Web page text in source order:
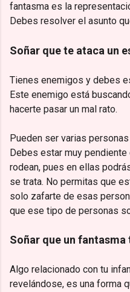
fantasma es la
Debes resolver el asunto
Soñar que te ataca un
Tienes enemigos y debes
Este enemigo está
hacerte pasar un mal rato.
Pueden ser varias
Debes estar muy
rodean, pues en ellas
se trata. No permitas que
solo zafarte de esas
que ese tipo de personas
Soñar que un
Algo relacionado con tu
revelándose, es una forma